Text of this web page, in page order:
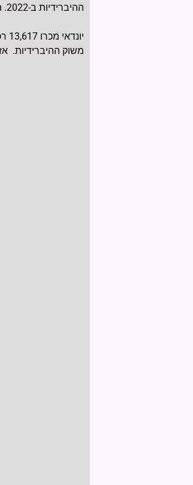
ההיברידיות ב-2022. המהירות שלו על המסלול מדהימה. הרגעים המרגשים של המשחק הזה גורמים לדם של אנשים לרתוח.
משוק ההיברידיות.